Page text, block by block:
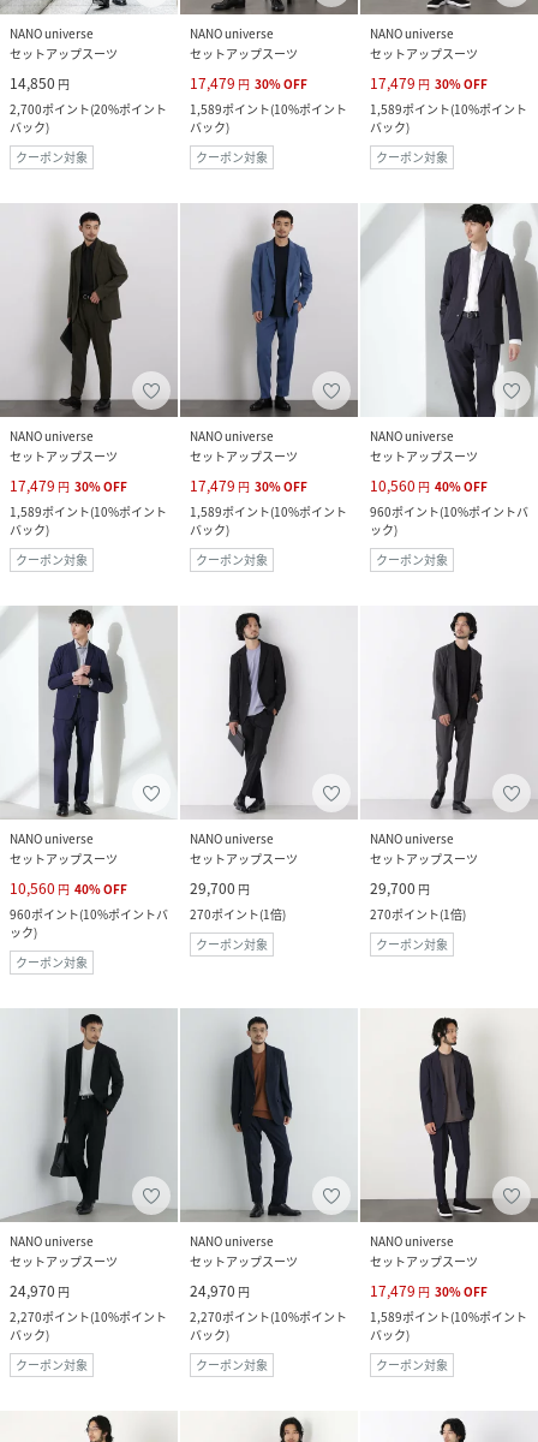
NANO universe
セットアップスーツ
14,850 円
2,700ポイント(20%ポイント
バック)
クーポン対象
NANO universe
セットアップスーツ
17,479 円 30%OFF
1,589ポイント(10%ポイント
バック)
クーポン対象
NANO universe
セットアップスーツ
17,479 円 30%OFF
1,589ポイント(10%ポイント
バック)
クーポン対象
NANO universe
セットアップスーツ
17,479 円 30%OFF
1,589ポイント(10%ポイント
バック)
クーポン対象
NANO universe
セットアップスーツ
17,479 円 30%OFF
1,589ポイント(10%ポイント
バック)
クーポン対象
NANO universe
セットアップスーツ
10,560 円 40%OFF
960ポイント(10%ポイントバ
ック)
クーポン対象
NANO universe
セットアップスーツ
10,560 円 40%OFF
960ポイント(10%ポイントバ
ック)
クーポン対象
NANO universe
セットアップスーツ
29,700 円
270ポイント(1倍)
クーポン対象
NANO universe
セットアップスーツ
29,700 円
270ポイント(1倍)
クーポン対象
NANO universe
セットアップスーツ
24,970 円
2,270ポイント(10%ポイント
バック)
クーポン対象
NANO universe
セットアップスーツ
24,970 円
2,270ポイント(10%ポイント
バック)
クーポン対象
NANO universe
セットアップスーツ
17,479 円 30%OFF
1,589ポイント(10%ポイント
バック)
クーポン対象